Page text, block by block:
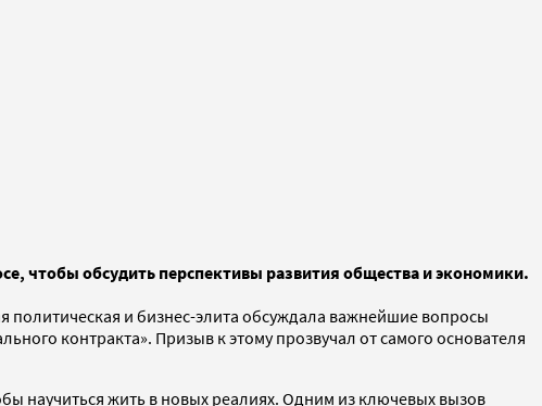
чтобы обсудить перспективы развития общества и экономики.
и бизнес-элита обсуждала важнейшие вопросы
контракта». Призыв к этому прозвучал от самого основателя
научиться жить в новых реалиях. Одним из ключевых вызов